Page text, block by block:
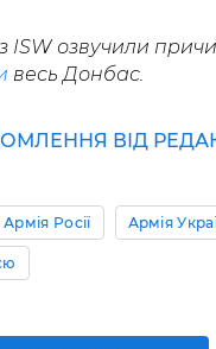
озвучили
весь Донбас.
ВІД
Армія Росії Армія